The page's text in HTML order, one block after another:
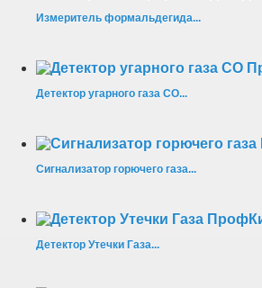
Измеритель формальдегида...
Детектор угарного газа CO...
Сигнализатор горючего газа...
Детектор Утечки Газа...